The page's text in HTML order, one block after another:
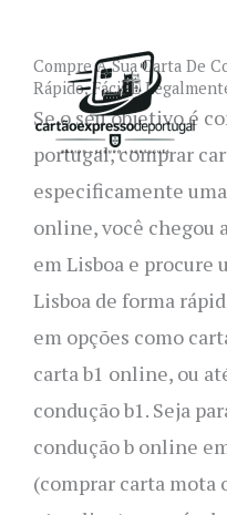
Compre A Sua Carta De
Rápido, Fácil E
Se o seu objetivo é
portugal, comprar
especificamente
online, você chegou
em Lisboa e procure
Lisboa de forma
em opções como
carta b1 online, ou
condução b1. Seja
condução b online
(comprar carta mota